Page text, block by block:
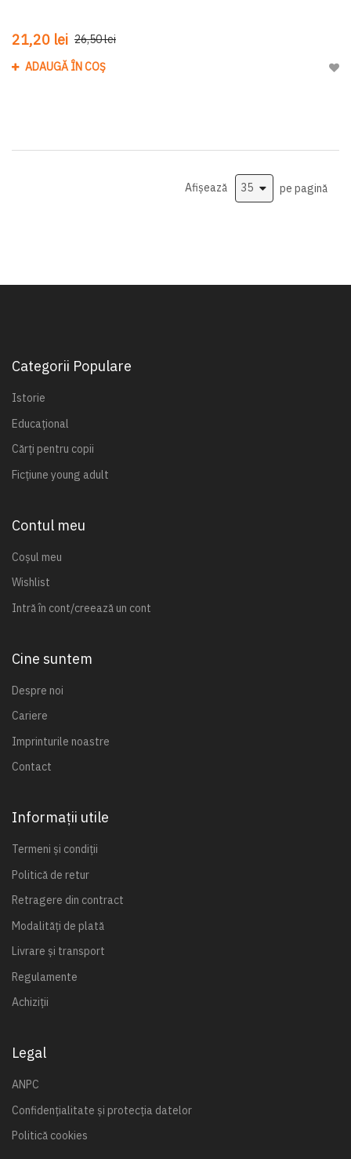
21,20 lei 26,50 lei
ADAUGĂ ÎN COȘ
Afișează pe pagină
Categorii Populare
Istorie
Educațional
Cărți pentru copii
Ficțiune young adult
Contul meu
Coșul meu
Wishlist
Intră în cont/creează un cont
Cine suntem
Despre noi
Cariere
Imprinturile noastre
Contact
Informații utile
Termeni și condiții
Politică de retur
Retragere din contract
Modalități de plată
Livrare și transport
Regulamente
Achiziții
Legal
ANPC
Confidențialitate și protecția datelor
Politică cookies